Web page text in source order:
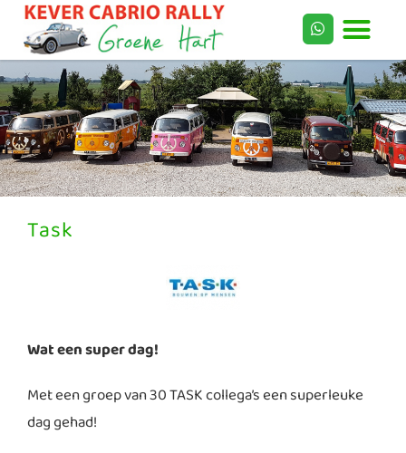
Task
Wat een super dag!
Met een groep van 30 TASK collega’s een superleuke
dag gehad!